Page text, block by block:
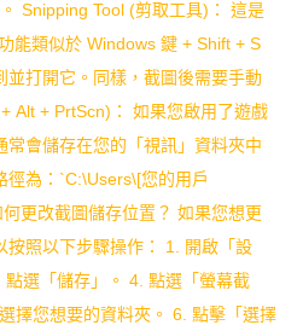
Snipping Tool (剪取工具)： 這是
能類似於 Windows 鍵 + Shift + S
並打開它。同樣，截圖後需要手動
Alt + PrtScn)： 如果您啟用了遊戲
會儲存在您的「視訊」資料夾中
徑為：`C:\Users\[您的用戶
更改截圖儲存位置？ 如果您想更
按照以下步驟操作： 1. 開啟「設
選「儲存」。 4. 點選「螢幕截
擇您想要的資料夾。 6. 點擊「選擇